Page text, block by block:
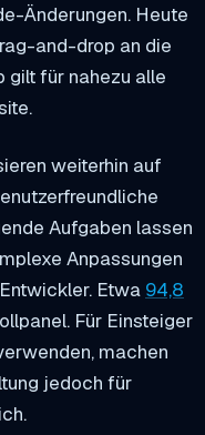
Änderungen. Heute
and-drop an die
gilt für nahezu alle
weiterhin auf
Aufgaben lassen
Anpassungen
Etwa 94,8
Für Einsteiger
machen
jedoch für